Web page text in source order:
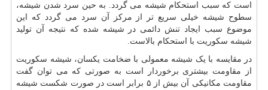
است که سبب استحکام شیشه می گردد. به حین سرد شدن شیشه،
سطوح شیشه خیلی سریع تر از مرکز آن سرد می گردد که این
موضوع سبب ایجاد تنش دائمی در شیشه شده که نتیجه آن تولید
شیشه سکوریت با استحکام بالاست.
در مقایسه با یک شیشه معمولی با ضخامت یکسان، شیشه سکوریت
از مقاومت بیشتری برخوردار است به صورتی که می توان گفت
مقاومت مکانیکی آن بیش از ۵ برابر است در صورت شکست شیشه